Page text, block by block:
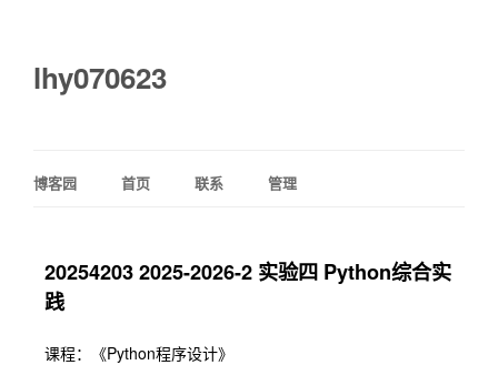
lhy070623
博客园 首页 联系 管理
20254203 2025-2026-2 实验四 Python综合实
践
课程：《Python程序设计》